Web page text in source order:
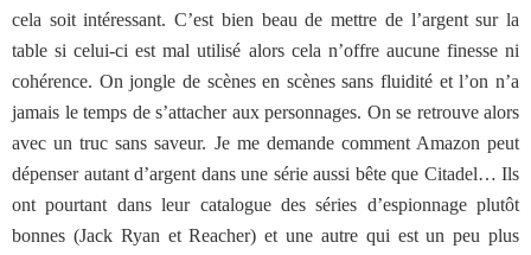
cela soit intéressant. C’est bien beau de mettre de l’argent sur la
table si celui-ci est mal utilisé alors cela n’offre aucune finesse ni
cohérence. On jongle de scènes en scènes sans fluidité et l’on n’a
jamais le temps de s’attacher aux personnages. On se retrouve alors
avec un truc sans saveur. Je me demande comment Amazon peut
dépenser autant d’argent dans une série aussi bête que Citadel… Ils
ont pourtant dans leur catalogue des séries d’espionnage plutôt
bonnes (Jack Ryan et Reacher) et une autre qui est un peu plus